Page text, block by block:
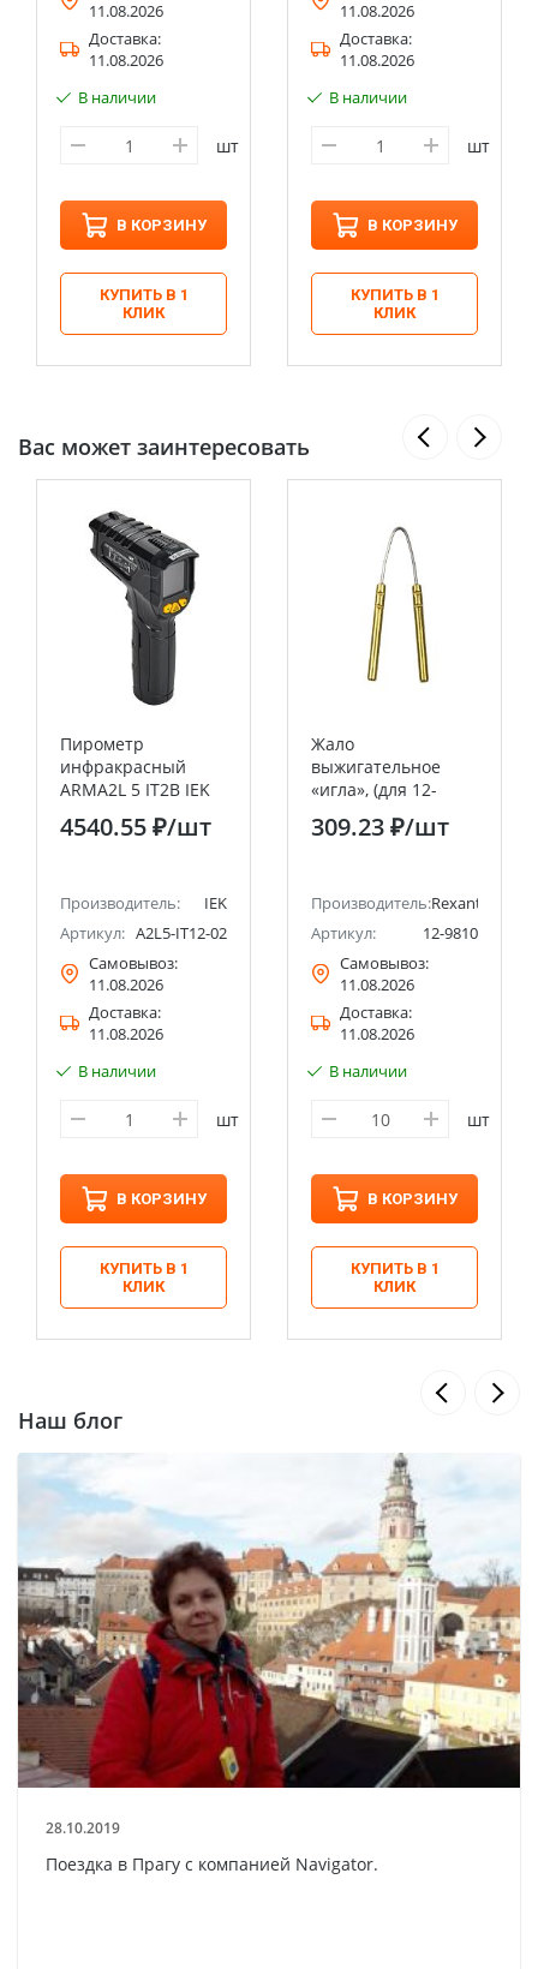
11.08.2026
Доставка:
11.08.2026
В наличии
шт
В КОРЗИНУ
КУПИТЬ В 1
КЛИК
11.08.2026
Доставка:
11.08.2026
В наличии
шт
В КОРЗИНУ
КУПИТЬ В 1
КЛИК
Вас может заинтересовать
Пирометр
инфракрасный
ARMA2L 5 IT2B IEK
4540.55 ₽/шт
Производитель:
IEK
Артикул: A2L5-IT12-02
Самовывоз:
11.08.2026
Доставка:
11.08.2026
В наличии
шт
В КОРЗИНУ
КУПИТЬ В 1
КЛИК
Жало
выжигательное
«игла», (для 12-
0142) REXANT
309.23 ₽/шт
Производитель:Rexant
Артикул:
12-9810
Самовывоз:
11.08.2026
Доставка:
11.08.2026
В наличии
шт
В КОРЗИНУ
КУПИТЬ В 1
КЛИК
Наш блог
28.10.2019
Поездка в Прагу с компанией Navigator.